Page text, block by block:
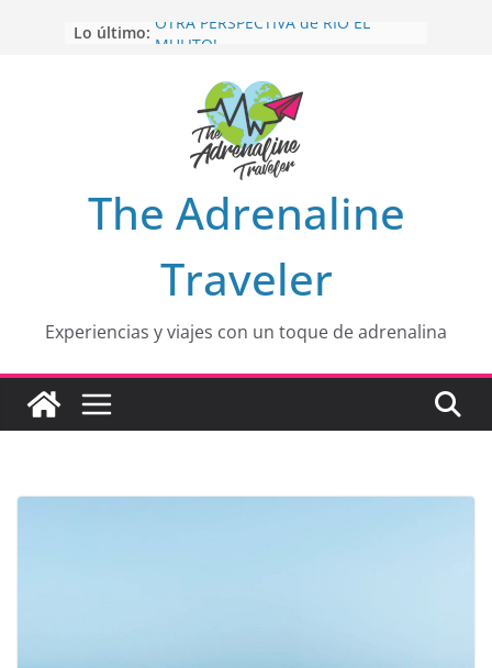
Lo último: OTRA PERSPECTIVA de RÍO EL
desde yo soy
Aprovechando que Wen tenía que
EL SENDERO DEL CACAO: Excelente
opción
HOSPEDAJE AL NATURALSHH !!
En
The Adrenaline
Traveler
Experiencias y viajes con un toque de adrenalina